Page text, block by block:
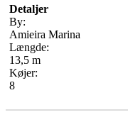
Detaljer
By:
Amieira Marina
Længde:
13,5 m
Køjer:
8